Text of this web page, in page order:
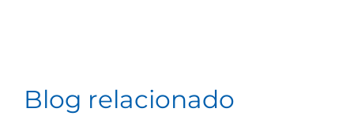
Blog relacionado